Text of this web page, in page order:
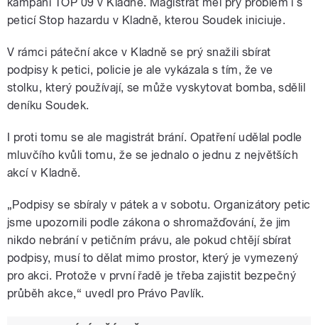
peticí Stop hazardu v Kladně, kterou Soudek iniciuje.
V rámci páteční akce v Kladně se prý snažili sbírat
podpisy k petici, policie je ale vykázala s tím, že ve
stolku, který používají, se může vyskytovat bomba, sdělil
deníku Soudek.
I proti tomu se ale magistrát brání. Opatření udělal podle
mluvčího kvůli tomu, že se jednalo o jednu z největších
akcí v Kladně.
„Podpisy se sbíraly v pátek a v sobotu. Organizátory petic
jsme upozornili podle zákona o shromažďování, že jim
nikdo nebrání v petičním právu, ale pokud chtějí sbírat
podpisy, musí to dělat mimo prostor, který je vymezený
pro akci. Protože v první řadě je třeba zajistit bezpečný
průběh akce,“ uvedl pro Právo Pavlík.